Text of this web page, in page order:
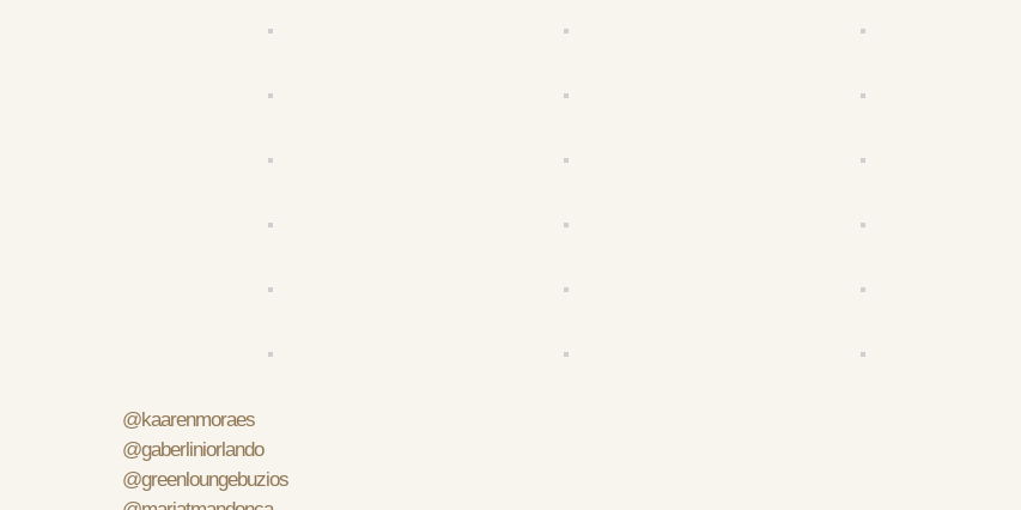
@kaarenmoraes
@gaberliniorlando
@greenloungebuzios